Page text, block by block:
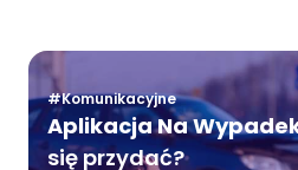
#Komunikacyjne
Aplikacja Na
się przydać?